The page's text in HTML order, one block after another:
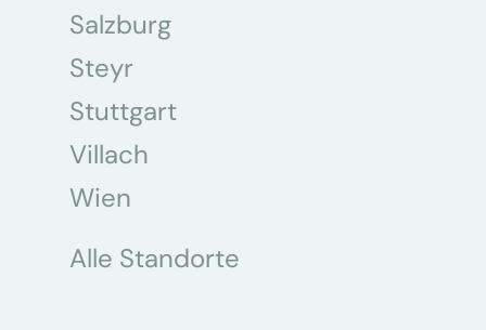
Salzburg
Steyr
Stuttgart
Villach
Wien
Alle Standorte